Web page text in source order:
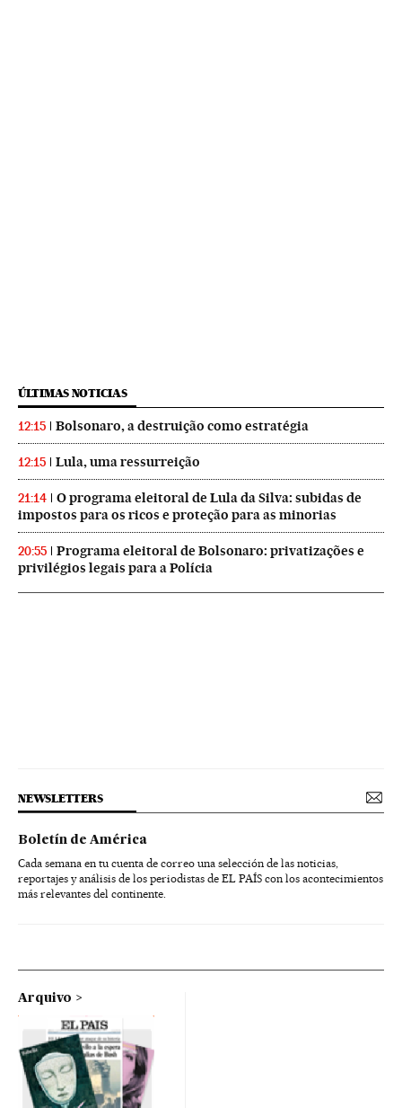
ÚLTIMAS NOTICIAS
12:15 Bolsonaro, a destruição como estratégia
12:15 Lula, uma ressurreição
21:14
O programa eleitoral de Lula da Silva: subidas de
impostos para os ricos e proteção para as minorias
20:55
Programa eleitoral de Bolsonaro: privatizações e
privilégios legais para a Polícia
NEWSLETTERS
Boletín de América
Cada semana en tu cuenta de correo una selección de las noticias,
reportajes y análisis de los periodistas de EL PAÍS con los acontecimientos
más relevantes del continente.
Arquivo